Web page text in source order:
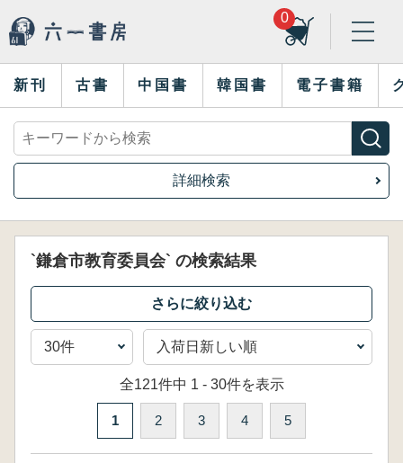
0
新刊 古書 中国書 韓国書 電子書籍
詳細検索
`鎌倉市教育委員会` の検索結果
全121件中 1 - 30件を表示
1 2 3 4 5